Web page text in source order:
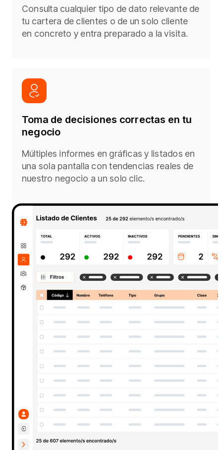
Consulta cualquier tipo de dato relevante de
tu cartera de clientes o de un solo cliente
en concreto y entra preparado a la visita.​
Toma de decisiones correctas en tu
negocio​
Múltiples informes en gráficas y listados en
una sola pantalla con tendencias reales de
nuestro negocio a un solo clic.​